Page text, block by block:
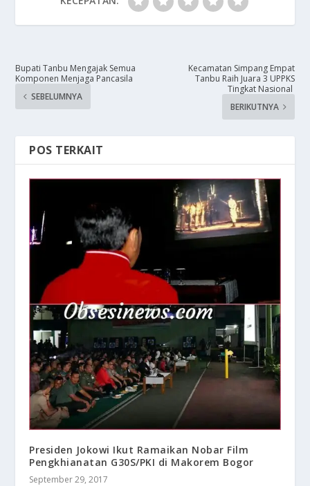
Bupati Tanbu Mengajak Semua
Komponen Menjaga Pancasila
SEBELUMNYA
Kecamatan Simpang Empat
Tanbu Raih Juara 3 UPPKS
Tingkat Nasional
BERIKUTNYA
POS TERKAIT
Presiden Jokowi Ikut Ramaikan Nobar Film
Pengkhianatan G30S/PKI di Makorem Bogor
September 29, 2017